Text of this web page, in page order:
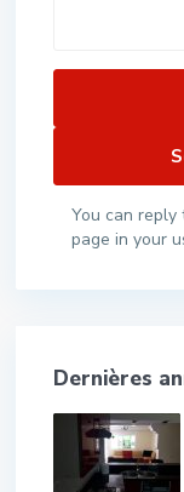
You can reply
page in your
Dernières